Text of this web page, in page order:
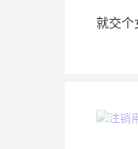
就交个